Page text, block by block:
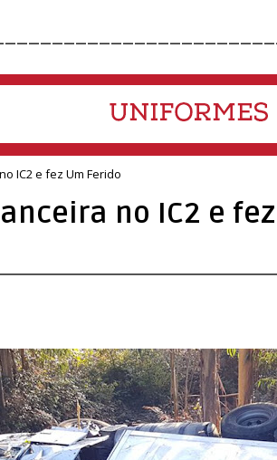
IC2 e fez Um Ferido
no IC2 e